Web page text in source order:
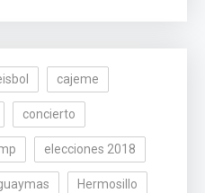
cajeme
concierto
elecciones 2018
Hermosillo